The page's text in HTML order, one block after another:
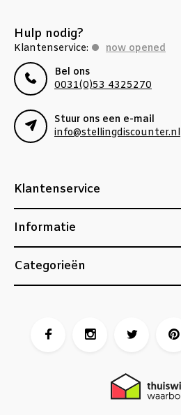
Hulp nodig?
Klantenservice:
now opened
Bel ons
0031(0)53 4325270
Stuur ons een e-mail
info@stellingdiscounter.nl
Klantenservice
Informatie
Categorieën